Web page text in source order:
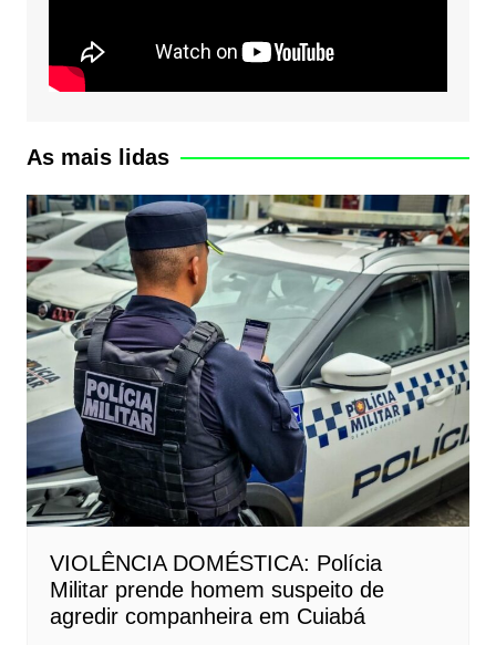
As mais lidas
VIOLÊNCIA DOMÉSTICA: Polícia
Militar prende homem suspeito de
agredir companheira em Cuiabá